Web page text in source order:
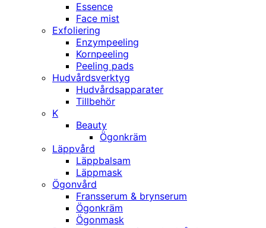
Essence
Face mist
Exfoliering
Enzympeeling
Kornpeeling
Peeling pads
Hudvårdsverktyg
Hudvårdsapparater
Tillbehör
K
Beauty
Ögonkräm
Läppvård
Läppbalsam
Läppmask
Ögonvård
Fransserum & brynserum
Ögonkräm
Ögonmask